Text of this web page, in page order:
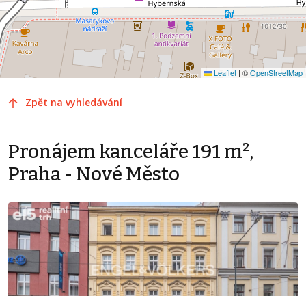
Leaflet | ©OpenStreetMap
Zpět na vyhledávání
Pronájem kanceláře 191 m²,
Praha - Nové Město